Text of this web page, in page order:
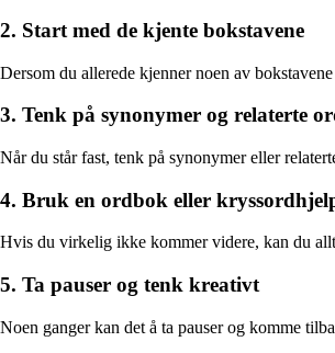
2. Start med de kjente bokstavene
Dersom du allerede kjenner noen av
3. Tenk på synonymer og relaterte
Når du står fast, tenk på synonymer eller
4. Bruk en ordbok eller
Hvis du virkelig ikke kommer videre, kan du
5. Ta pauser og tenk kreativt
Noen ganger kan det å ta pauser og komme